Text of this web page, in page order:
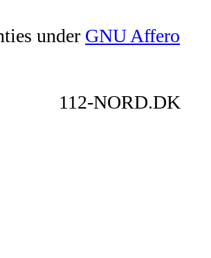
under GNU Affero
112-NORD.DK